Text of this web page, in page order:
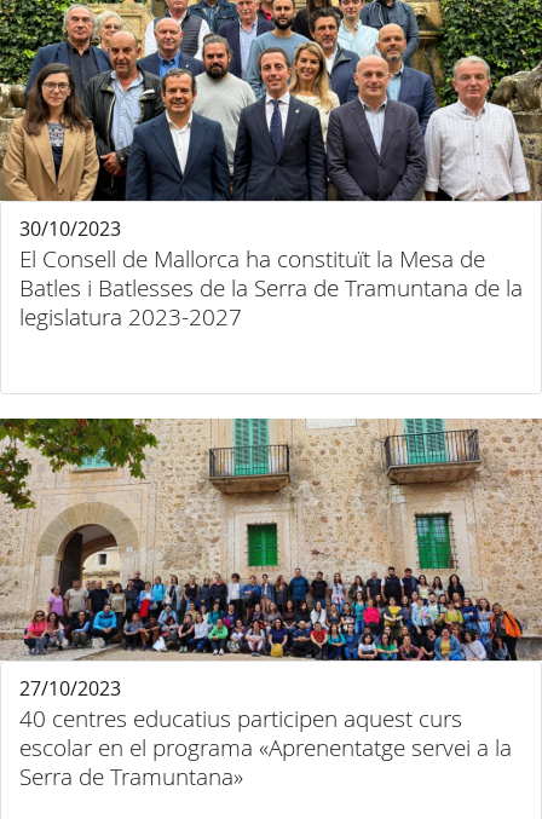
El Consell de Mallorca ha constituït la Mesa de
Batles i Batlesses de la Serra de Tramuntana de la
legislatura 2023-2027
30/10/2023
40 centres educatius participen aquest curs
escolar en el programa «Aprenentatge servei a la
Serra de Tramuntana»
27/10/2023